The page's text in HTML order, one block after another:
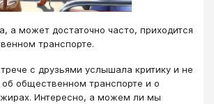
а может достаточно часто, приходится
транспорте.
с друзьями услышала критику и не
общественном транспорте и о
Интересно, а можем ли мы